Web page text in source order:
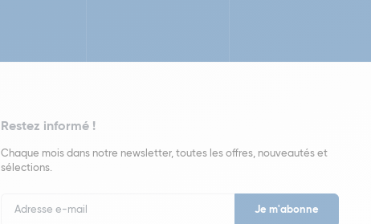
Restez informé !
Chaque mois dans notre newsletter, toutes les offres, nouveautés et
sélections.
Newsletter